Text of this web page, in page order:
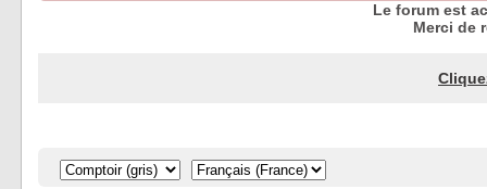
Le forum est
Merci de